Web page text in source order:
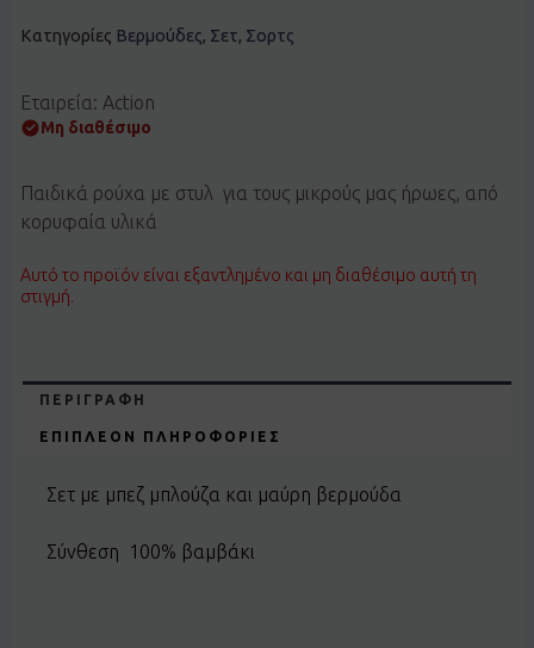
Κατηγορίες Βερμούδες, Σετ, Σορτς
Εταιρεία: Action
Μη διαθέσιμο
Παιδικά ρούχα με στυλ για τους μικρούς μας ήρωες, από
κορυφαία υλικά
Αυτό το προϊόν είναι εξαντλημένο και μη διαθέσιμο αυτή τη
στιγμή.
ΠΕΡΙΓΡΑΦΉ
ΕΠΙΠΛΈΟΝ ΠΛΗΡΟΦΟΡΊΕΣ
Σετ με μπεζ μπλούζα και μαύρη βερμούδα
Σύνθεση 100% βαμβάκι